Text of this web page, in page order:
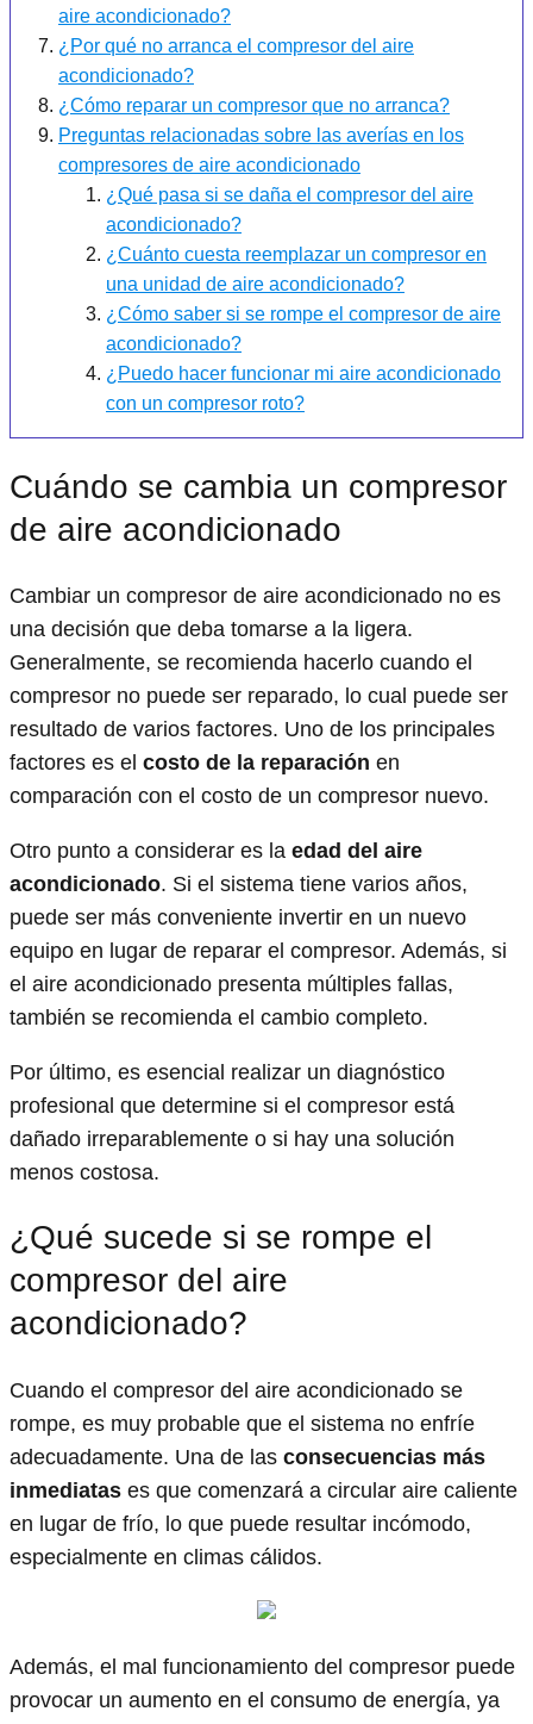
aire acondicionado?
¿Por qué no arranca el compresor del aire
acondicionado?
¿Cómo reparar un compresor que no arranca?
Preguntas relacionadas sobre las averías en los
compresores de aire acondicionado
¿Qué pasa si se daña el compresor del aire
acondicionado?
¿Cuánto cuesta reemplazar un compresor en
una unidad de aire acondicionado?
¿Cómo saber si se rompe el compresor de aire
acondicionado?
¿Puedo hacer funcionar mi aire acondicionado
con un compresor roto?
Cuándo se cambia un compresor
de aire acondicionado
Cambiar un compresor de aire acondicionado no es
una decisión que deba tomarse a la ligera.
Generalmente, se recomienda hacerlo cuando el
compresor no puede ser reparado, lo cual puede ser
resultado de varios factores. Uno de los principales
factores es el costo de la reparación en
comparación con el costo de un compresor nuevo.
Otro punto a considerar es la edad del aire
acondicionado. Si el sistema tiene varios años,
puede ser más conveniente invertir en un nuevo
equipo en lugar de reparar el compresor. Además, si
el aire acondicionado presenta múltiples fallas,
también se recomienda el cambio completo.
Por último, es esencial realizar un diagnóstico
profesional que determine si el compresor está
dañado irreparablemente o si hay una solución
menos costosa.
¿Qué sucede si se rompe el
compresor del aire
acondicionado?
Cuando el compresor del aire acondicionado se
rompe, es muy probable que el sistema no enfríe
adecuadamente. Una de las consecuencias más
inmediatas es que comenzará a circular aire caliente
en lugar de frío, lo que puede resultar incómodo,
especialmente en climas cálidos.
Además, el mal funcionamiento del compresor puede
provocar un aumento en el consumo de energía, ya